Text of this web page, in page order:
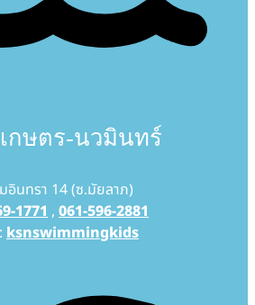
กษตร-นวมินทร์
อินทรา 14 (ซ.มัยลาภ)
1771, 061-596-2881
ksnswimmingkids